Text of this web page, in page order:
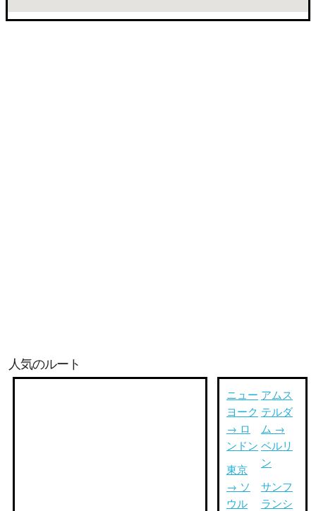
人気のルート
ニュー
ヨーク
→ ロ
ンドン
東京
→ ソ
ウル
アムス
テルダ
ム →
ベルリ
ン
サンフ
ランシ